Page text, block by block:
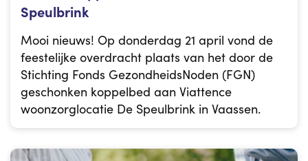
Speulbrink
Mooi nieuws! Op donderdag 21 april vond de
feestelijke overdracht plaats van het door de
Stichting Fonds GezondheidsNoden (FGN)
geschonken koppelbed aan Viattence
woonzorglocatie De Speulbrink in Vaassen.